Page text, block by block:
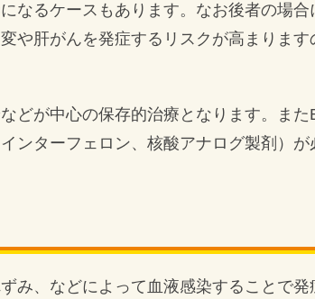
なるケースもあります。なお後者の場合
や肝がんを発症するリスクが高まります
どが中心の保存的治療となります。また
ンターフェロン、核酸アナログ製剤）が
み、などによって血液感染することで発